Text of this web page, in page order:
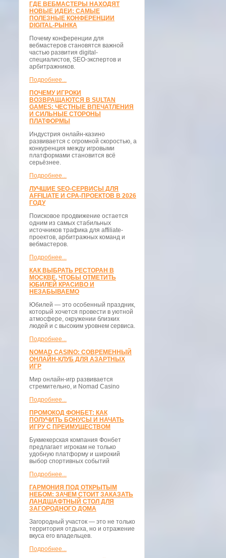
ГДЕ ВЕБМАСТЕРЫ НАХОДЯТ
НОВЫЕ ИДЕИ: САМЫЕ
ПОЛЕЗНЫЕ КОНФЕРЕНЦИИ
DIGITAL-РЫНКА
Почему конференции для
вебмастеров становятся важной
частью развития digital-
специалистов, SEO-экспертов и
арбитражников.
Подробнее...
ПОЧЕМУ ИГРОКИ
ВОЗВРАЩАЮТСЯ В SULTAN
GAMES: ЧЕСТНЫЕ ВПЕЧАТЛЕНИЯ
И СИЛЬНЫЕ СТОРОНЫ
ПЛАТФОРМЫ
Индустрия онлайн-казино
развивается с огромной скоростью, а
конкуренция между игровыми
платформами становится всё
серьёзнее.
Подробнее...
ЛУЧШИЕ SEO-СЕРВИСЫ ДЛЯ
AFFILIATE И CPA-ПРОЕКТОВ В 2026
ГОДУ
Поисковое продвижение остается
одним из самых стабильных
источников трафика для affiliate-
проектов, арбитражных команд и
вебмастеров.
Подробнее...
КАК ВЫБРАТЬ РЕСТОРАН В
МОСКВЕ, ЧТОБЫ ОТМЕТИТЬ
ЮБИЛЕЙ КРАСИВО И
НЕЗАБЫВАЕМО
Юбилей — это особенный праздник,
который хочется провести в уютной
атмосфере, окружении близких
людей и с высоким уровнем сервиса.
Подробнее...
NOMAD CASINO: СОВРЕМЕННЫЙ
ОНЛАЙН-КЛУБ ДЛЯ АЗАРТНЫХ
ИГР
Мир онлайн-игр развивается
стремительно, и Nomad Casino
Подробнее...
ПРОМОКОД ФОНБЕТ: КАК
ПОЛУЧИТЬ БОНУСЫ И НАЧАТЬ
ИГРУ С ПРЕИМУЩЕСТВОМ
Букмекерская компания Фонбет
предлагает игрокам не только
удобную платформу и широкий
выбор спортивных событий
Подробнее...
ГАРМОНИЯ ПОД ОТКРЫТЫМ
НЕБОМ: ЗАЧЕМ СТОИТ ЗАКАЗАТЬ
ЛАНДШАФТНЫЙ СТОЛ ДЛЯ
ЗАГОРОДНОГО ДОМА
Загородный участок — это не только
территория отдыха, но и отражение
вкуса его владельцев.
Подробнее...